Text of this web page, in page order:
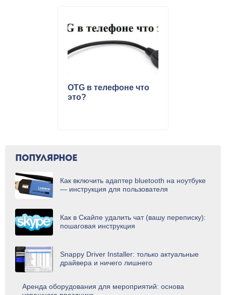
OTG в телефоне что
это?
ПОПУЛЯРНОЕ
Как включить адаптер bluetooth на ноутбуке
— инструкция для пользователя
Как в Скайпе удалить чат (вашу переписку):
пошаговая инструкция
Snappy Driver Installer: только актуальные
драйвера и ничего лишнего
Аренда оборудования для мероприятий: основа